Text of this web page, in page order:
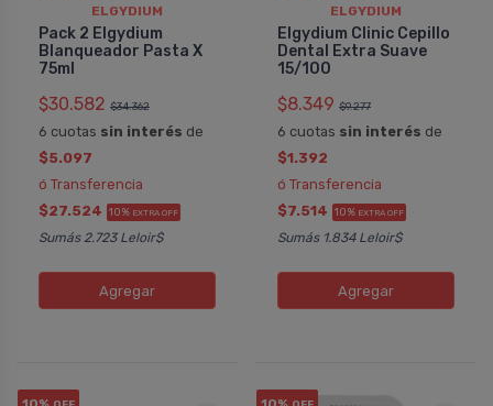
ELGYDIUM
Pack 2 Elgydium
Blanqueador Pasta X
75ml
$30.582 $34.362
6 cuotas sin interés de
$5.097
ó Transferencia
$27.524 10% EXTRA OFF
Sumás 2.723 Leloir$
Agregar
ELGYDIUM
Elgydium Clinic Cepillo
Dental Extra Suave
15/100
$8.349 $9.277
6 cuotas sin interés de
$1.392
ó Transferencia
$7.514 10% EXTRA OFF
Sumás 1.834 Leloir$
Agregar